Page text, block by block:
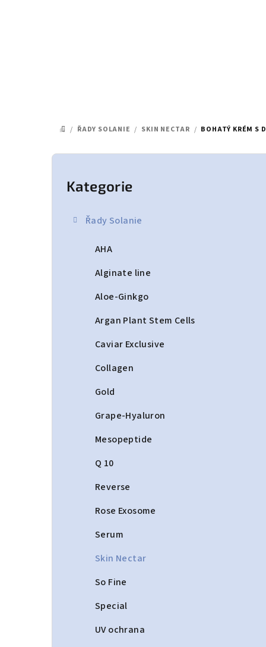
DOMŮ
/ ŘADY SOLANIE / SKIN NECTAR / BOHATÝ KRÉM S
P
Přeskočit
kategorie
Kategorie
Řady Solanie
AHA
Alginate line
Aloe-Ginkgo
Argan Plant Stem Cells
Caviar Exclusive
Collagen
Gold
Grape-Hyaluron
Mesopeptide
Q 10
Reverse
Rose Exosome
Serum
Skin Nectar
So Fine
Special
UV ochrana